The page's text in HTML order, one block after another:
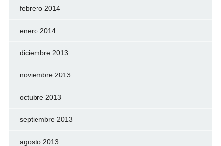
febrero 2014
enero 2014
diciembre 2013
noviembre 2013
octubre 2013
septiembre 2013
agosto 2013